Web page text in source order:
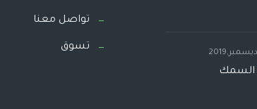
تواصل معنا
تسوق